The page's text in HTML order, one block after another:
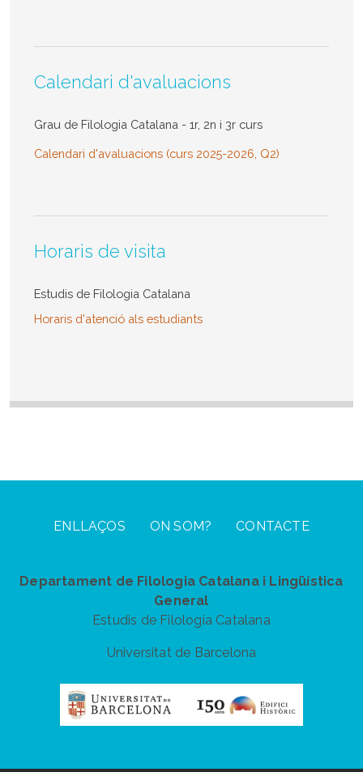
Calendari d'avaluacions
Grau de Filologia Catalana - 1r, 2n i 3r curs
Calendari d'avaluacions (curs 2025-2026, Q2)
Horaris de visita
Estudis de Filologia Catalana
Horaris d'atenció als estudiants
Menu
ENLLAÇOS ON SOM? CONTACTE
Departament de Filologia Catalana i Lingüística
General
Estudis de Filologia Catalana
Universitat de Barcelona